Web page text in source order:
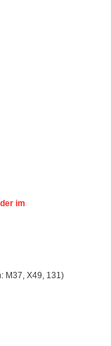
im
M37, X49, 131)